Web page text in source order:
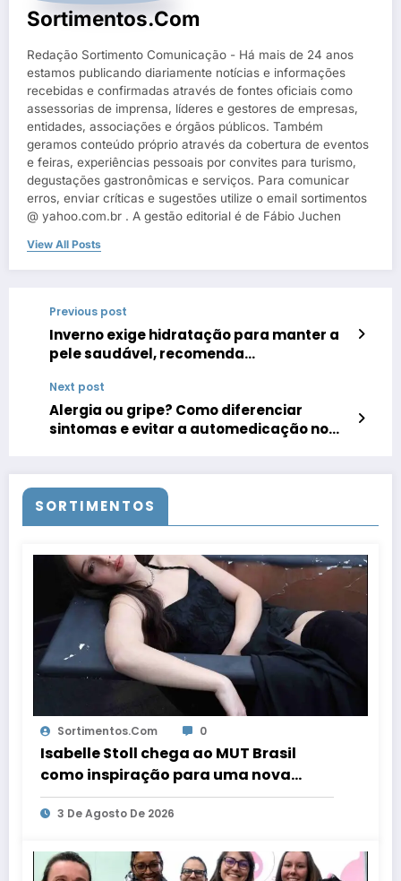
Sortimentos.com
Redação Sortimento Comunicação - Há mais de 24 anos
estamos publicando diariamente notícias e informações
recebidas e confirmadas através de fontes oficiais como
assessorias de imprensa, líderes e gestores de empresas,
entidades, associações e órgãos públicos. Também
geramos conteúdo próprio através da cobertura de eventos
e feiras, experiências pessoais por convites para turismo,
degustações gastronômicas e serviços. Para comunicar
erros, enviar críticas e sugestões utilize o email sortimentos
@ yahoo.com.br . A gestão editorial é de Fábio Juchen
View All Posts
Previous post
Inverno exige hidratação para manter a
pele saudável, recomenda
Next post
Alergia ou gripe? Como diferenciar
sintomas e evitar a automedicação no
SORTIMENTOS
Sortimentos.com 0
Isabelle Stoll chega ao MUT Brasil
como inspiração para uma nova
geração trans
3 De Agosto De 2026